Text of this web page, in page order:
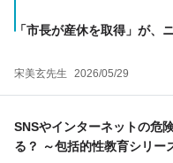
「市長が産休を取得」が、
宋美玄先生 2026/05/29
SNSやインターネットの危
る？ ～包括的性教育シリー
セ